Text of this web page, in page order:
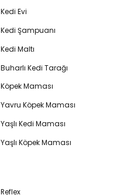
Kedi Evi
Kedi Şampuanı
Kedi Maltı
Buharlı Kedi Tarağı
Köpek Maması
Yavru Köpek Maması
Yaşlı Kedi Maması
Yaşlı Köpek Maması
Reflex